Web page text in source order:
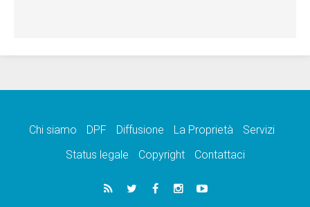
Chi siamo DPF Diffusione La Proprietà
Servizi
Status legale
Copyright Contattaci